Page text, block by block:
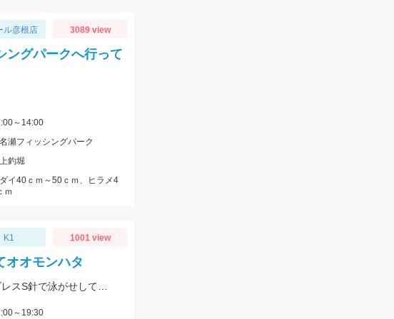
ル彦根店 3089 view
グパークへ行って
～14:00
瀬フィッシングパーク
釣堀
イ40ｃｍ～50ｃｍ、ヒラメ4
ｍ
K1 1001 view
オオモンハタ
～19:30